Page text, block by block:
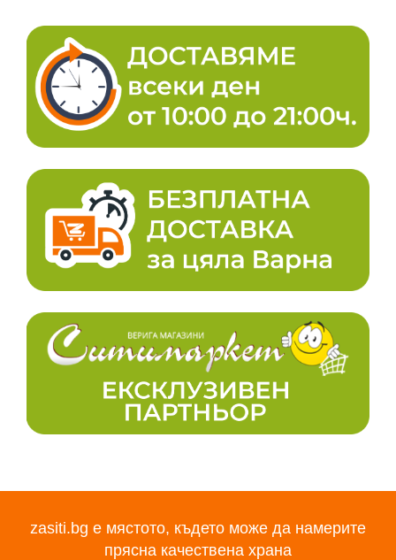
zasiti.bg е мястото, където може да намерите
прясна качествена храна